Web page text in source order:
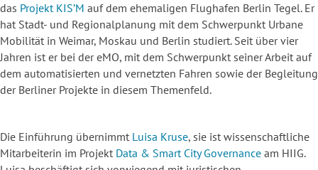
das Projekt KIS’M auf dem ehemaligen Flughafen Berlin Tegel. Er
hat Stadt- und Regionalplanung mit dem Schwerpunkt Urbane
Mobilität in Weimar, Moskau und Berlin studiert. Seit über vier
Jahren ist er bei der eMO, mit dem Schwerpunkt seiner Arbeit auf
dem automatisierten und vernetzten Fahren sowie der Begleitung
der Berliner Projekte in diesem Themenfeld.
Die Einführung übernimmt Luisa Kruse, sie ist wissenschaftliche
Mitarbeiterin im Projekt Data & Smart City Governance am HIIG.